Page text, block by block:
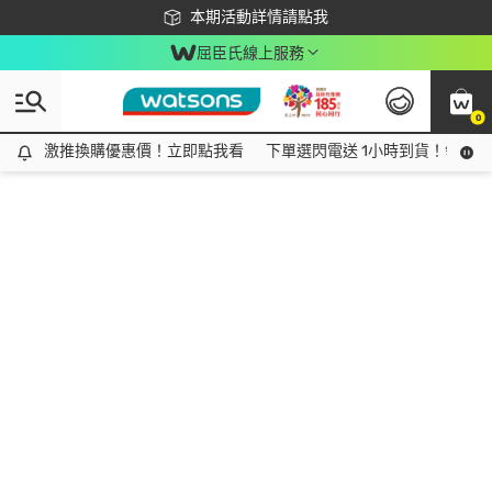
本期活動詳情請點我
下載app最高回饋$350
屈臣氏線上服務
0
激推換購優惠價！立即點我看
激推換購優惠價！立即點我看 下單選閃電送 1小時到貨！領神